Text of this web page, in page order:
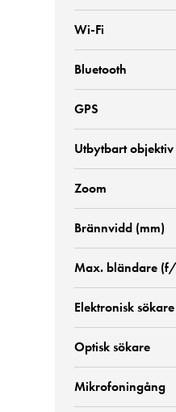
Wi-Fi
Bluetooth
GPS
Utbytbart objektiv
Zoom
Brännvidd (mm)
Max. bländare
Elektronisk sökare
Optisk sökare
Mikrofoningång